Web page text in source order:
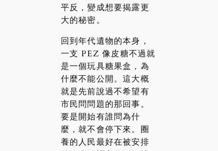
平反，變成想要揭露更
大的秘密。
回到年代遺物的本身，
一支 PEZ 像皮糖不過就
是一個玩具糖果盒，為
什麼不能公開。這大概
就是先前說過不希望有
市民問問題的那回事。
要是開始有誰問為什
麼，就不會停下來。圈
養的人民最好在被安排